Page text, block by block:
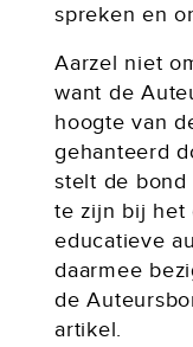
spreken en
Aarzel niet
want de
hoogte van
gehanteerd
stelt de bond
te zijn bij het
educatieve
daarmee
de
artikel.